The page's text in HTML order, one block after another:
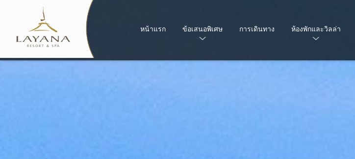
หน้าแรก ข้อเสนอพิเศษ การเดินทาง ห้องพักและวิลล่า